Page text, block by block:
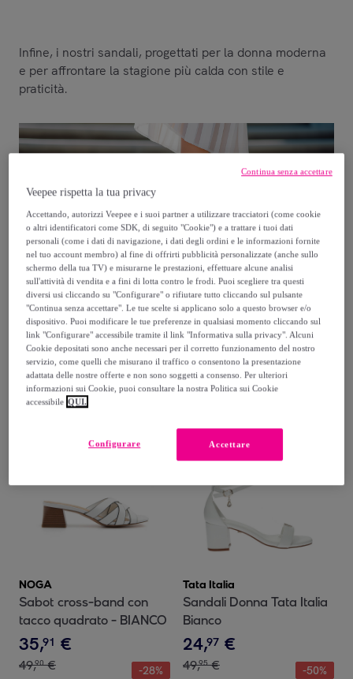
Infine, i nostri sandali, progettati per la donna moderna
e per affrontare la stagione più calda con stile e
praticità.
La nostra selezione di sandali e zeppe
I sandali e le zeppe sono l'emblema della libertà e del
comfort estivo. Ideali per la spiaggia o per le uscite
NOGA
Sabot cross-band con
tacco quadrato - BIANCO
35,91 €
49,90 € -28%
Tata Italia
Sandali Donna Tata Italia
Bianco
24,97 €
49,95 € -50%
Veepee rispetta la tua privacy
Accettando, autorizzi Veepee e i suoi partner a utilizzare tracciatori (come cookie
o altri identificatori come SDK, di seguito "Cookie") e a trattare i tuoi dati
personali (come i dati di navigazione, i dati degli ordini e le informazioni fornite
nel tuo account membro) al fine di offrirti pubblicità personalizzate (anche sullo
schermo della tua TV) e misurarne le prestazioni, effettuare alcune analisi
sull'attività di vendita e a fini di lotta contro le frodi. Puoi scegliere tra questi
diversi usi cliccando su "Configurare" o rifiutare tutto cliccando sul pulsante
"Continua senza accettare". Le tue scelte si applicano solo a questo browser e/o
dispositivo. Puoi modificare le tue preferenze in qualsiasi momento cliccando sul
link "Configurare" accessibile tramite il link "Informativa sulla privacy". Alcuni
Cookie depositati sono anche necessari per il corretto funzionamento del nostro
servizio, come quelli che misurano il traffico o consentono la presentazione
adattata delle nostre offerte e non sono soggetti a consenso. Per ulteriori
informazioni sui Cookie, puoi consultare la nostra Politica sui Cookie
accessibile QUI.
Accettare
Configurare
Continua senza accettare